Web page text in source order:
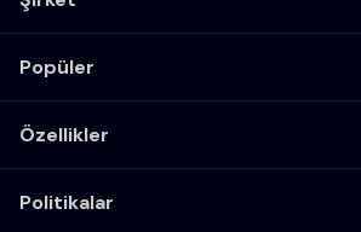
Popüler
Özellikler
Politikalar